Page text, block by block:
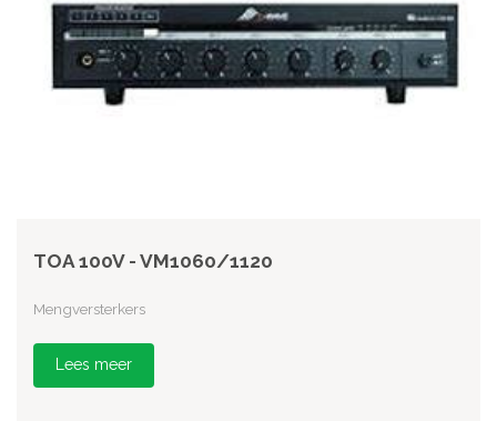
TOA 100V - VM1060/1120
Mengversterkers
Lees meer